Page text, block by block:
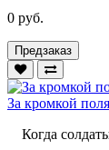
0 руб.
Предзаказ
За кромкой
Когда